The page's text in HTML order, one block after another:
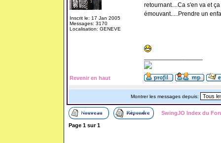
Inscrit le: 17 Jan 2005
Messages: 3170
Localisation: GENEVE
retournant....Ca s'en va et
émouvant.....Prendre un
Revenir en haut
Montrer les messages depuis:
SwingJO Index du
Page 1sur1